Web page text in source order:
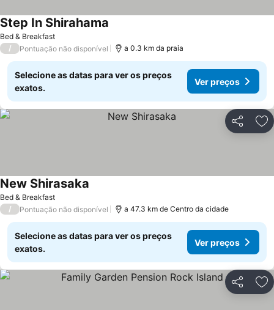
Bed & Breakfast
Step In Shirahama
/ Pontuação não disponível a 0.3 km da praia
Selecione as datas para ver os preços
exatos.
Ver preços
Partilhar
Bed & Breakfast
New Shirasaka
/ Pontuação não disponível a 47.3 km de Centro da cidade
Selecione as datas para ver os preços
exatos.
Ver preços
Partilhar